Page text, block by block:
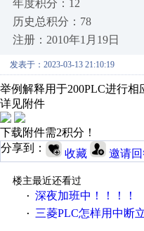
年度积分：12
历史总积分：78
注册：2010年1月19日
发表于：2023-03-13 21:10:19
举例解释用于200PLC进行相
详见附件
下载附件需2积分！
分享到：
收藏 邀请
楼主最近还看过
· 深夜加班中！！！！
· 三菱PLC怎样用中断